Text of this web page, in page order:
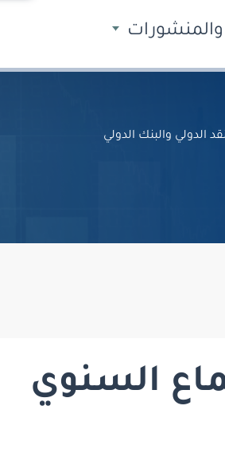
والمنشورات
الدولي والبنك الدولي
السنوي